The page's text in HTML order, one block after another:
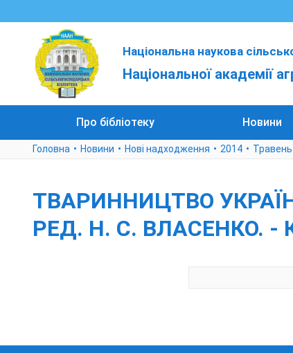
Національна наукова
Національної академії
Про бібліотеку Новини
Головна Новини Нові надходження 2014 Травень
ТВАРИННИЦТВО
РЕД. Н. С. ВЛАСЕНКО. -